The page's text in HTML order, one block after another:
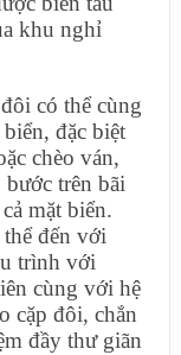
khu nghỉ
có thể cùng
đặc biệt
chèo ván,
trên bãi
mặt biển.
đến với
trình với
cùng với hệ
cặp đôi, chắn
đầy thư giãn